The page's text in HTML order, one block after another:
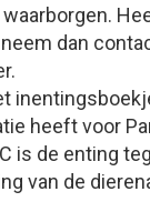
dan
heeft voor
is de enting
van de